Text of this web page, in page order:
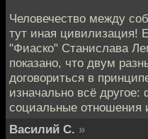
Человечество между
тут иная цивилизация!
"Фиаско" Станислава
показано, что двум
договориться в
изначально всё
социальные отношения
Василий С. »